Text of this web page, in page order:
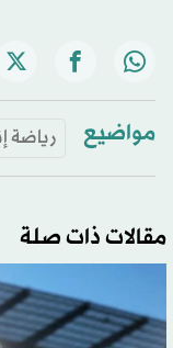
مواضيع رياضة
مقالات ذات صلة